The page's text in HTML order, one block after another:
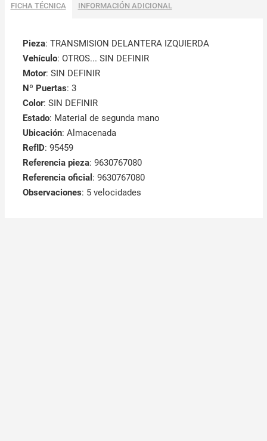
FICHA TÉCNICA INFORMACIÓN ADICIONAL
Pieza: TRANSMISION DELANTERA IZQUIERDA
Vehículo: OTROS... SIN DEFINIR
Motor: SIN DEFINIR
Nº Puertas: 3
Color: SIN DEFINIR
Estado: Material de segunda mano
Ubicación: Almacenada
RefID: 95459
Referencia pieza: 9630767080
Referencia oficial : 9630767080
Observaciones: 5 velocidades